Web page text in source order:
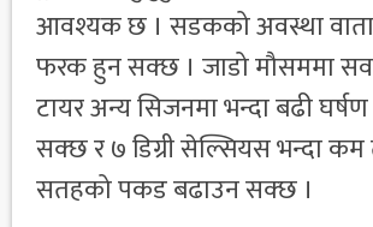
आवश्यक छ । सडकको अवस्था
फरक हुन सक्छ । जाडो मौसममा
टायर अन्य सिजनमा भन्दा बढी घर्षण
सक्छ र ७ डिग्री सेल्सियस भन्दा कम
सतहको पकड बढाउन सक्छ ।